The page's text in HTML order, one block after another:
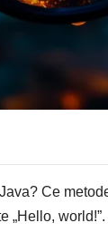
Ce
„Hello,